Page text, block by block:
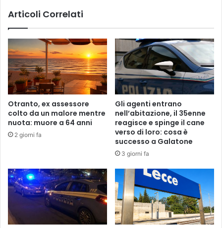
Articoli Correlati
Otranto, ex assessore
colto da un malore mentre
nuota: muore a 64 anni
2 giorni fa
Gli agenti entrano
nell’abitazione, il 35enne
reagisce e spinge il cane
verso di loro: cosa è
successo a Galatone
3 giorni fa